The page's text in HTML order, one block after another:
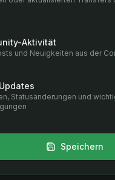
Aktivität
und Neuigkeiten aus der
Statusänderungen und
Speichern